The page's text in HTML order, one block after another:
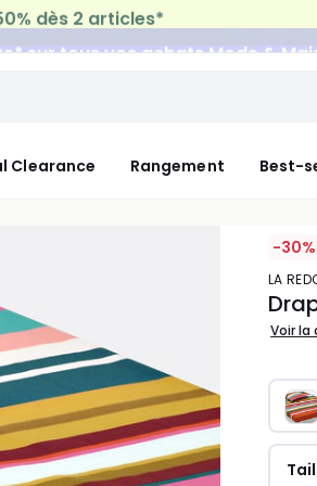
sur tous vos achats Mode &
Clearance Rangement Best-
-30%
LA
Voir la